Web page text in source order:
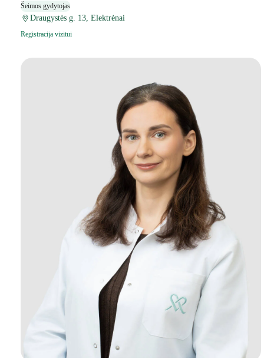
Šeimos gydytojas
Draugystės g. 13, Elektrėnai
Registracija vizitui